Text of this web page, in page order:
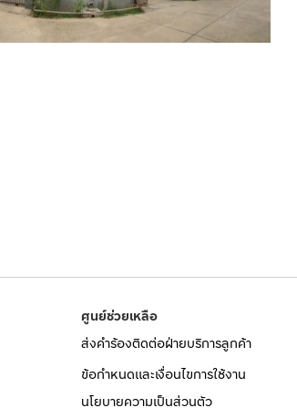
ศูนย์ช่วยเหลือ
ส่งคำร้องติดต่อฝ่ายบริการลูกค้า
ข้อกำหนดและเงื่อนไขการใช้งาน
นโยบายความเป็นส่วนตัว